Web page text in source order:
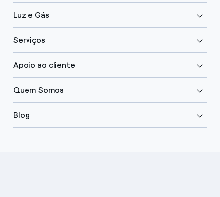
Luz e Gás
Serviços
Apoio ao cliente
Quem Somos
Blog